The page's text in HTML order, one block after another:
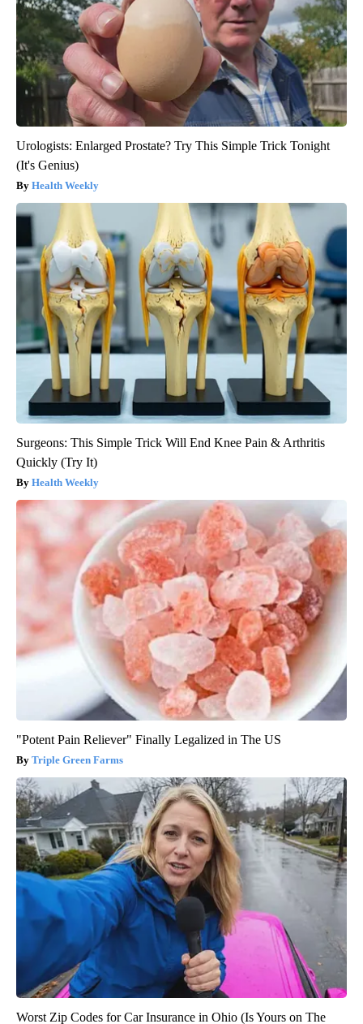
Urologists: Enlarged Prostate? Try This Simple Trick Tonight
(It's Genius)
Health Weekly
Surgeons: This Simple Trick Will End Knee Pain & Arthritis
Quickly (Try It)
Health Weekly
"Potent Pain Reliever" Finally Legalized in The US
Triple Green Farms
Worst Zip Codes for Car Insurance in Ohio (Is Yours on The